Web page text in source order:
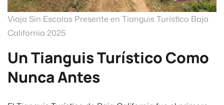
Viaja Sin Escalas Presente en Tianguis Turístico Baja
California 2025
Un Tianguis Turístico Como
Nunca Antes